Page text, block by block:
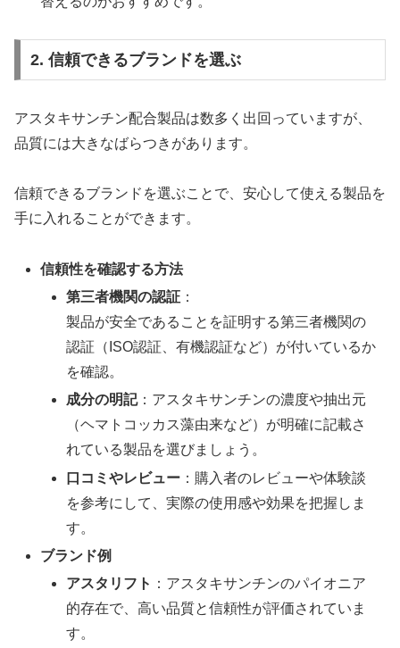
2. 信頼できるブランドを選ぶ
アスタキサンチン配合製品は数多く出回っていますが、
品質には大きなばらつきがあります。
信頼できるブランドを選ぶことで、安心して使える製品を
手に入れることができます。
信頼性を確認する方法
第三者機関の認証 ：
製品が安全であることを証明する第三者機関の
認証（ISO認証、有機認証など）が付いているか
を確認。
成分の明記：アスタキサンチンの濃度や抽出元
（ヘマトコッカス藻由来など）が明確に記載さ
れている製品を選びましょう。
口コミやレビュー ：購入者のレビューや体験談
を参考にして、実際の使用感や効果を把握しま
す。
ブランド例
アスタリフト ：アスタキサンチンのパイオニア
的存在で、高い品質と信頼性が評価されていま
す。